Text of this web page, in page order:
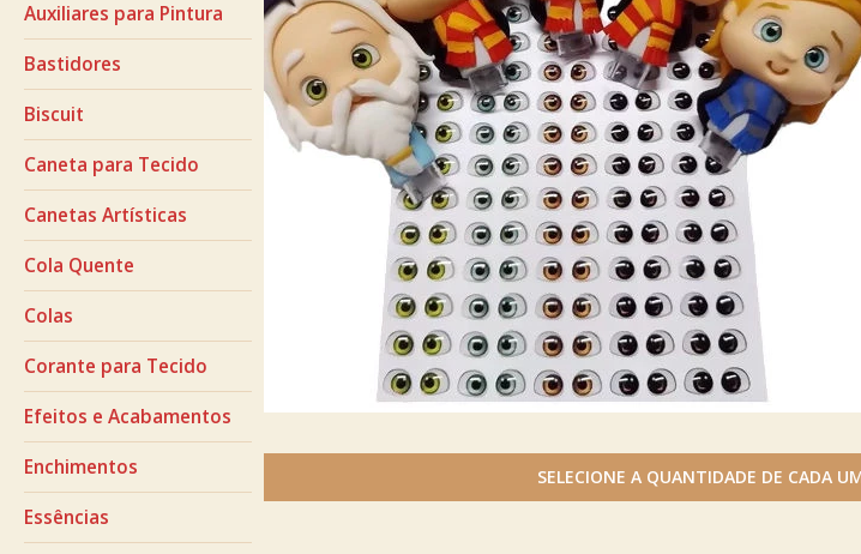
Auxiliares para Pintura
Bastidores
Biscuit
Caneta para Tecido
Canetas Artísticas
Cola Quente
Colas
Corante para Tecido
Efeitos e Acabamentos
Enchimentos
Essências